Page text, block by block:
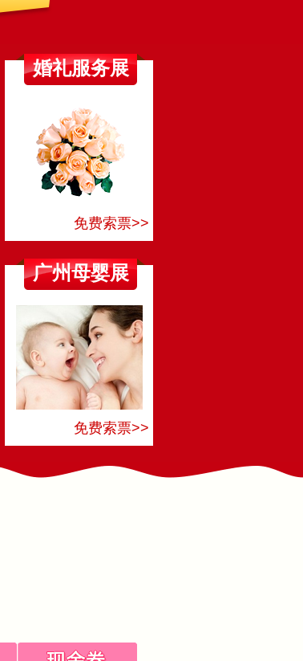
婚礼服务展
免费索票>>
广州母婴展
免费索票>>